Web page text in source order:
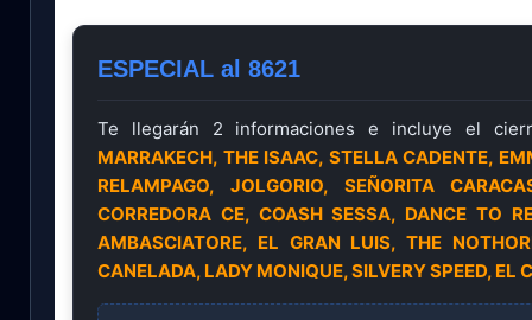
ESPECIAL al 8621
Te llegarán 2 informaciones e incluye el
MARRAKECH, THE ISAAC, STELLA CADENTE,
RELAMPAGO, JOLGORIO, SEÑORITA
CORREDORA CE, COASH SESSA, DANCE TO
AMBASCIATORE, EL GRAN LUIS, THE
CANELADA, LADY MONIQUE, SILVERY SPEED, EL